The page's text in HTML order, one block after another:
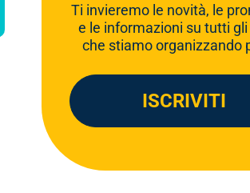
Ti invieremo le novità, le
e le informazioni su tutti
che stiamo organizzando
ISCRIVITI